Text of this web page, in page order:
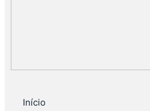
Início